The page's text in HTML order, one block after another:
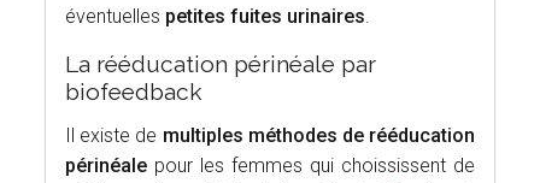
éventuelles petites fuites urinaires.
La rééducation périnéale par
biofeedback
Il existe de multiples méthodes de rééducation
périnéale pour les femmes qui choississent de